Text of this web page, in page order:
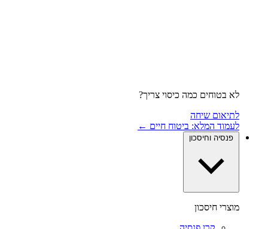
לא בטוחים כמה כיסוי צריך?
לתיאום שיחה
לעמוד המלא: ביטוח חיים ←
פנסיה וחיסכון
מוצרי חיסכון